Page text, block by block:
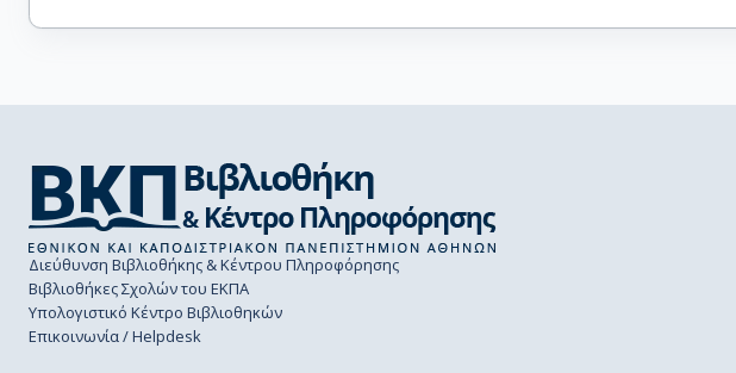
Διεύθυνση Βιβλιοθήκης & Κέντρου Πληροφόρησης
Βιβλιοθήκες Σχολών του ΕΚΠΑ
Υπολογιστικό Κέντρο Βιβλιοθηκών
Επικοινωνία / Helpdesk